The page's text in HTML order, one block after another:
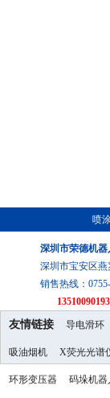
喷
深圳市荣德机器
深圳市宝安区
销售热线：
友情链接 导电滑环
吸油烟机 X荧光光谱
环形变压器 码垛机器